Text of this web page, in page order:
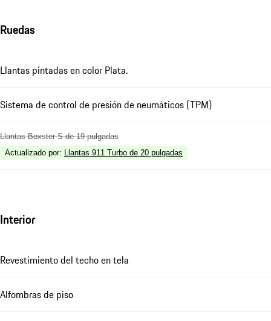
Ruedas
Llantas pintadas en color Plata.
Sistema de control de presión de neumáticos (TPM)
Llantas Boxster S de 19 pulgadas
Actualizado por: Llantas 911 Turbo de 20 pulgadas
Interior
Revestimiento del techo en tela
Alfombras de piso